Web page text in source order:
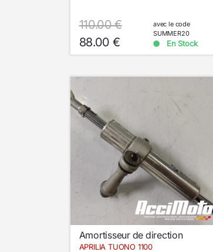
110.00 €
88.00 €
avec le code
SUMMER20
En Stock
Amortisseur de direction
APRILIA TUONO 1100